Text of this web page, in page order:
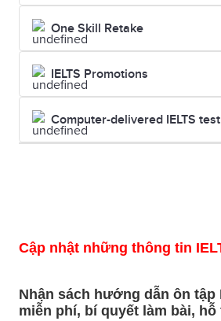
One Skill Retake
IELTS Promotions
Computer-delivered IELTS test